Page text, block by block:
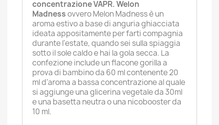
concentrazione VAPR. Welon
Madnessovvero Melon Madness è un
aroma estivo a base di anguria ghiacciata
ideata appositamente per farti compagnia
durante l'estate, quando sei sulla spiaggia
sotto il sole caldo e hai la gola secca. La
confezione include un flacone gorilla a
prova di bambino da 60 ml contenente 20
ml d’aroma a bassa concentrazione al quale
si aggiunge una glicerina vegetale da 30ml
e una basetta neutra o una nicobooster da
10 ml.